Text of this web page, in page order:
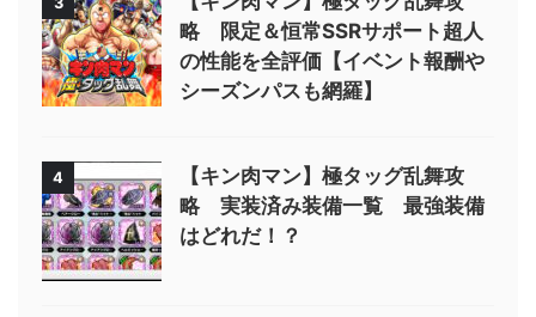
略 限定＆恒常SSRサポート超人
の性能を全評価【イベント報酬や
シーズンパスも網羅】
4
【キン肉マン】極タッグ乱舞攻
略 実装済み装備一覧 最強装備
はどれだ！？